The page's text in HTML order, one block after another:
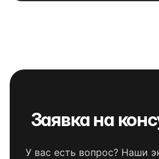
Заявка на
У вас есть вопрос? Наши